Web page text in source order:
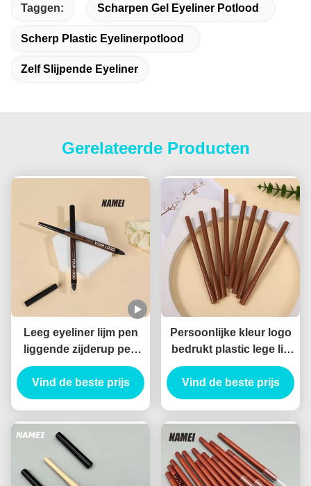
Taggen: Scharpen Gel Eyeliner Potlood
Scherp Plastic Eyelinerpotlood
Zelf Slijpende Eyeliner
Gerelateerde Producten
Leeg eyeliner lijm pen
liggende zijderup pen
waterdicht duurzaam op
maat gel eyeliner
potlood Container
Vind de beste prijs
Persoonlijke kleur logo
bedrukt plastic lege lip
liner buis pakket
container dunne lipliner
buis
Vind de beste prijs